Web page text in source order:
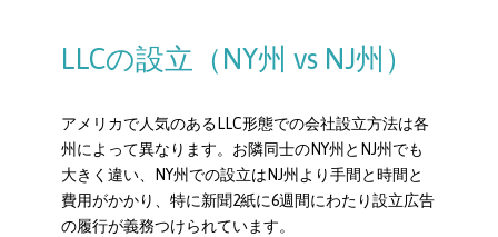
LLCの設立（NY州 vs NJ州）
アメリカで人気のあるLLC形態での会社設立方法は各
州によって異なります。お隣同士のNY州とNJ州でも
大きく違い、NY州での設立はNJ州より手間と時間と
費用がかかり、特に新聞2紙に6週間にわたり設立広告
の履行が義務つけられています。